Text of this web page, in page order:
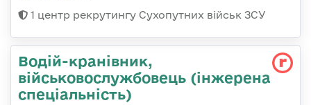
1 центр рекрутингу Сухопутних військ ЗСУ
Водій-кранівник,
військовослужбовець (інжерена
спеціальність)